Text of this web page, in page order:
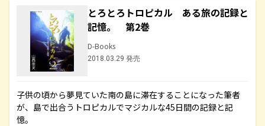
とろとろトロピカル ある旅の記録と
記憶。 第2巻
D-Books
2018.03.29 発売
子供の頃から夢見ていた南の島に滞在することになった筆者
が、島で出合うトロピカルでマジカルな45日間の記録と記
憶。